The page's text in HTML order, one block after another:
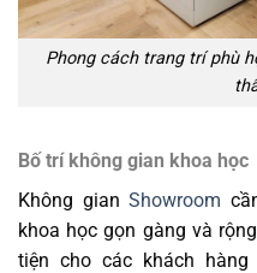
Phong cách trang trí phù
Bố trí không gian khoa học
Không gianShowroom
khoa học gọn gàng và
tiện cho các khách